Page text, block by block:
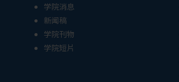
学院消息
新闻稿
学院刊物
学院短片